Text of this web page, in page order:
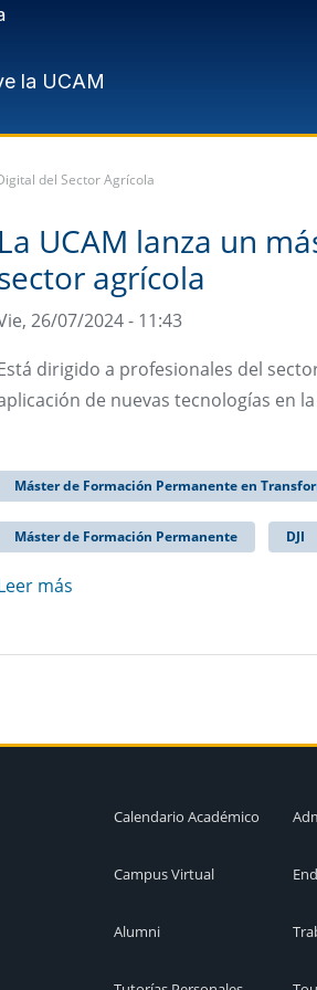
la UCAM
del Sector Agrícola
La UCAM lanza un
agrícola
26/07/2024 - 11:43
dirigido a profesionales del
de nuevas tecnologías en
Máster de Formación Permanente en
Máster de Formación Permanente DJI
más
Calendario Académico
Campus Virtual
Alumni